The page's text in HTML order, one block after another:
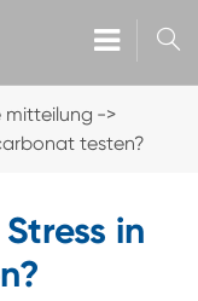

mitteilung
testen?
in